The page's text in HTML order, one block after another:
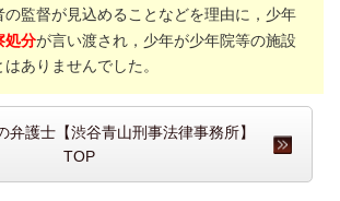
の監督が見込めることなどを理由に，少年
処分が言い渡され，少年が少年院等の施設
ありませんでした。
弁護士【渋谷青山刑事法律事務所】
TOP